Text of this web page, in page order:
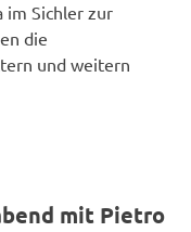
im Sichler zur
die
und weitern
mit Pietro